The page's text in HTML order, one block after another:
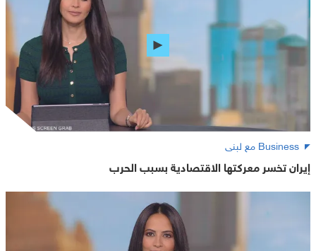
Business مع لبنى
إيران تخسر معركتها الاقتصادية بسبب الحرب